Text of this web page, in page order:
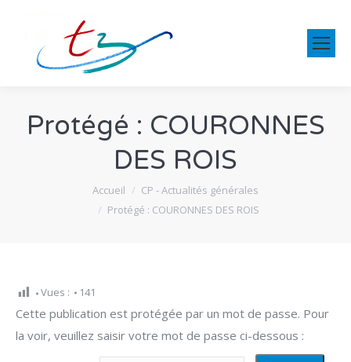
Protégé : COURONNES
DES ROIS
Accueil
CP - Actualités générales
Protégé : COURONNES DES ROIS
Vues : 141
Cette publication est protégée par un mot de passe. Pour
la voir, veuillez saisir votre mot de passe ci-dessous :